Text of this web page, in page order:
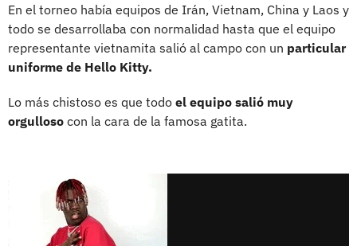
En el torneo había equipos de Irán, Vietnam, China y Laos y
todo se desarrollaba con normalidad hasta que el equipo
representante vietnamita salió al campo con un particular
uniforme de Hello Kitty.
Lo más chistoso es que todo el equipo salió muy
orgulloso con la cara de la famosa gatita.